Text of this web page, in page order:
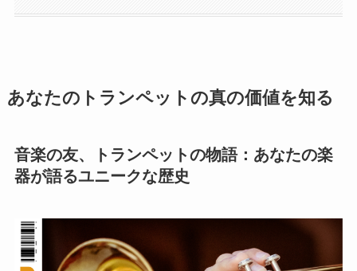
あなたのトランペットの真の価値を知る
音楽の友、トランペットの物語：あなたの楽
器が語るユニークな歴史